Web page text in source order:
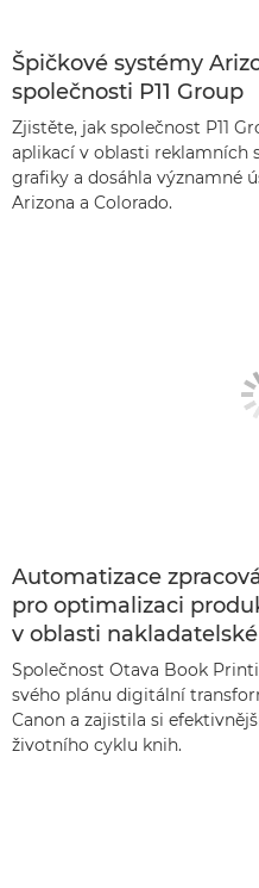
Špičkové systémy
společnosti P11 Group
Zjistěte, jak společnost P11
aplikací v oblasti reklamních
grafiky a dosáhla významné
Arizona a Colorado.
Automatizace
pro optimalizaci
v oblasti
Společnost Otava Book
svého plánu digitální
Canon a zajistila si
životního cyklu knih.